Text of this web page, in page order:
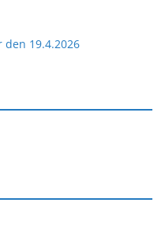
den 19.4.2026